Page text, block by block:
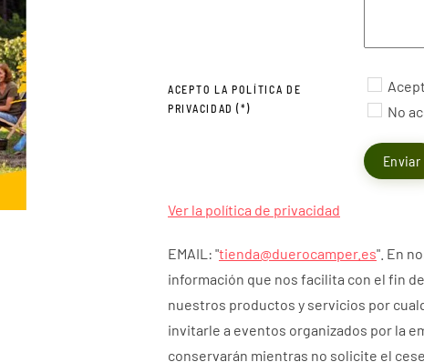
ACEPTO LA POLÍTICA DE
PRIVACIDAD (*)
No
Enviar
Ver la política de privacidad
EMAIL: "tienda@duerocamper.es". En
información que nos facilita con el fin
nuestros productos y servicios por
invitarle a eventos organizados por la
conservarán mientras no solicite el